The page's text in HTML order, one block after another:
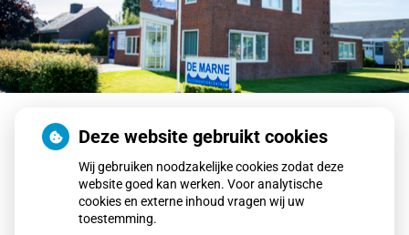
Tijdelijke onderbezetting
Door tijdelijke onderbezetting binnen ons team is het
momenteel drukker aan de telefoon dan u van ons
gewend bent. We proberen er alles aan te doen om de
Deze website gebruikt cookies
Wij gebruiken noodzakelijke cookies zodat deze
website goed kan werken. Voor analytische
cookies en externe inhoud vragen wij uw
toestemming.